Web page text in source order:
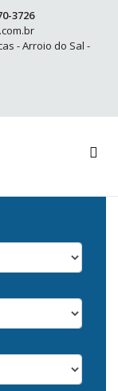
3726
- Arroio do Sal -